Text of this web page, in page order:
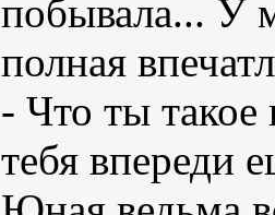
побывала... У
полная
- Что ты
тебя впереди